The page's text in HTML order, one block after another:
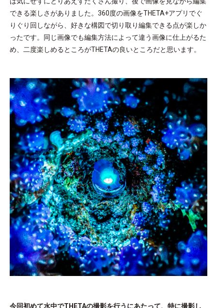
できる楽しさがありました。360度の画像をTHETA+アプリでぐ
りぐり回しながら、好きな構図で切り取り編集できる点が楽しか
ったです。同じ画像でも編集方法によって違う画像に仕上がるた
め、二度楽しめるところがTHETAの良いところだと思います。
今回初めて水中でTHETAの撮影を行うにあたって、特に撮影し